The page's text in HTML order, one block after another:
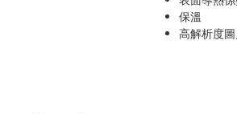
保溫
高解析度